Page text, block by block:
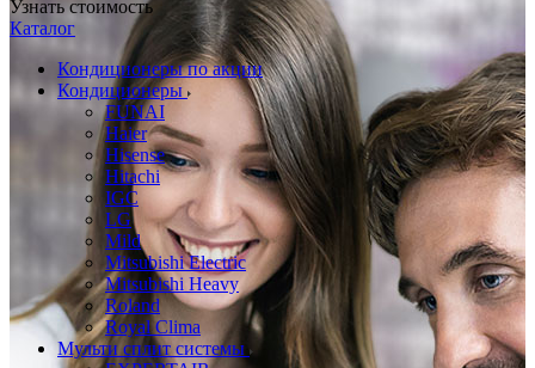
Узнать стоимость
Каталог
Кондиционеры по акции
Кондиционеры
FUNAI
Haier
Hisense
Hitachi
IGC
LG
Mild
Mitsubishi Electric
Mitsubishi Heavy
Roland
Royal Clima
Мульти сплит системы